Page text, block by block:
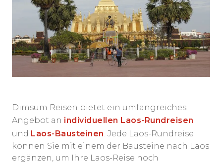
Dimsum Reisen bietet ein umfangreiches
Angebot an individuellen Laos-Rundreisen
und Laos-Bausteinen Jede Laos-Rundreise
können Sie mit einem der Bausteine nach Laos
ergänzen, um Ihre Laos-Reise noch